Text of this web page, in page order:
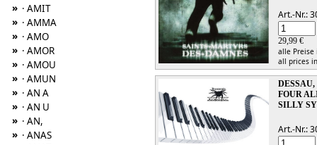
» · AMIT
» · AMMA
» · AMO
» · AMOR
» · AMOU
» · AMUN
» · AN A
» · AN U
» · AN,
» · ANAS
Art.-Nr.:
29,99 €
alle
all prices
FOUR
SILLY
Art.-Nr.: